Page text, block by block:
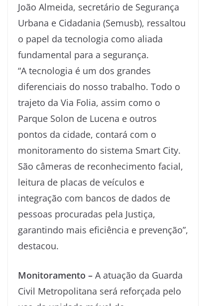
João Almeida, secretário de Segurança
Urbana e Cidadania (Semusb), ressaltou
o papel da tecnologia como aliada
fundamental para a segurança.
“A tecnologia é um dos grandes
diferenciais do nosso trabalho. Todo o
trajeto da Via Folia, assim como o
Parque Solon de Lucena e outros
pontos da cidade, contará com o
monitoramento do sistema Smart City.
São câmeras de reconhecimento facial,
leitura de placas de veículos e
integração com bancos de dados de
pessoas procuradas pela Justiça,
garantindo mais eficiência e prevenção”,
destacou.
Monitoramento – A atuação da Guarda
Civil Metropolitana será reforçada pelo